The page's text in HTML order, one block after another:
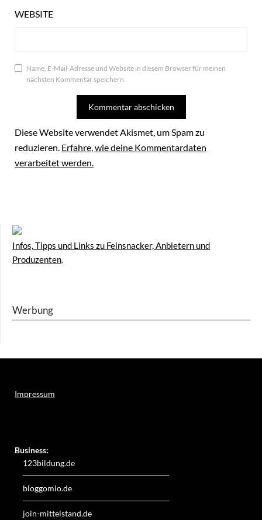
WEBSITE
Name, E-Mail-Adresse und Website in diesem Browser für meinen
nächsten Kommentar speichern.
Diese Website verwendet Akismet, um Spam zu
reduzieren. Erfahre, wie deine Kommentardaten
verarbeitet werden.
Infos, Tipps und Links zu Feinsnacker, Anbietern und
Produzenten.
Werbung
Impressum
Business:
123bildung.de
bloggomio.de
join-mittelstand.de